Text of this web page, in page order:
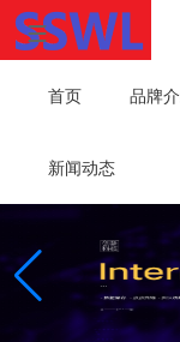
首页 品牌
新闻动态